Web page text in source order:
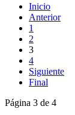
Inicio
Anterior
1
2
3
4
Siguiente
Final
Página 3 de 4